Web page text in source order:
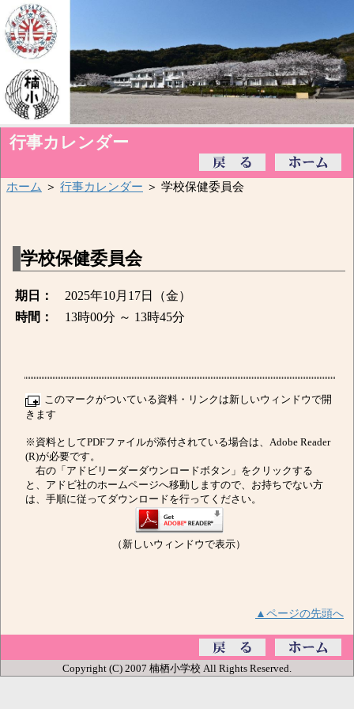
行事カレンダー
ホーム ＞ 行事カレンダー ＞ 学校保健委員会
学校保健委員会
期日：
2025年10月17日（金）
時間：
13時00分 ～ 13時45分
このマークがついている資料・リンクは新しいウィンドウで開
きます
※資料としてPDFファイルが添付されている場合は、Adobe Reader
(R)が必要です。
右の「アドビリーダーダウンロードボタン」をクリックする
と、アドビ社のホームページへ移動しますので、お持ちでない方
は、手順に従ってダウンロードを行ってください。
（新しいウィンドウで表示）
▲ページの先頭へ
Copyright (C) 2007 楠栖小学校 All Rights Reserved.